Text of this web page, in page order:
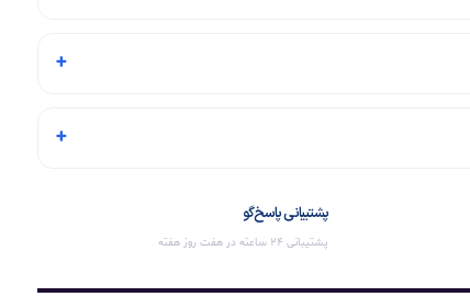
پشتیبانی پاسخ‌گو
پشتیبانی 24 ساعته در هفت روز هفته